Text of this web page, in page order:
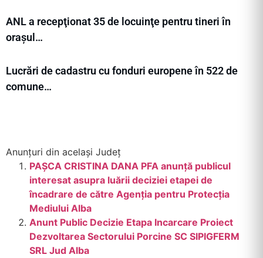
ANL a recepţionat 35 de locuinţe pentru tineri în
orașul…
Lucrări de cadastru cu fonduri europene în 522 de
comune…
Anunțuri din același Județ
PAȘCA CRISTINA DANA PFA anunță publicul
interesat asupra luării deciziei etapei de
încadrare de către Agenția pentru Protecția
Mediului Alba
Anunt Public Decizie Etapa Incarcare Proiect
Dezvoltarea Sectorului Porcine SC SIPIGFERM
SRL Jud Alba